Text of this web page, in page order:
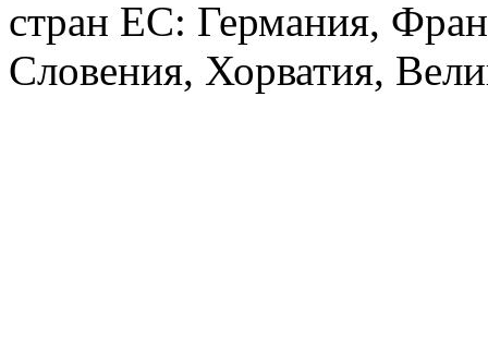
стран ЕС: Германия,
Словения, Хорватия,